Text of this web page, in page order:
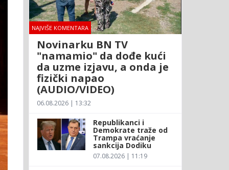
NAJVIŠE KOMENTARA
Novinarku BN TV
"namamio" da dođe kući
da uzme izjavu, a onda je
fizički napao
(AUDIO/VIDEO)
06.08.2026 | 13:32
Republikanci i
Demokrate traže od
Trampa vraćanje
sankcija Dodiku
07.08.2026 | 11:19